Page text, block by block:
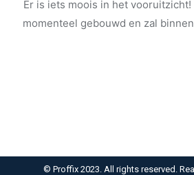
Er is iets moois in het
momenteel gebouwd en zal
© Proffix 2023. All rights reserved.